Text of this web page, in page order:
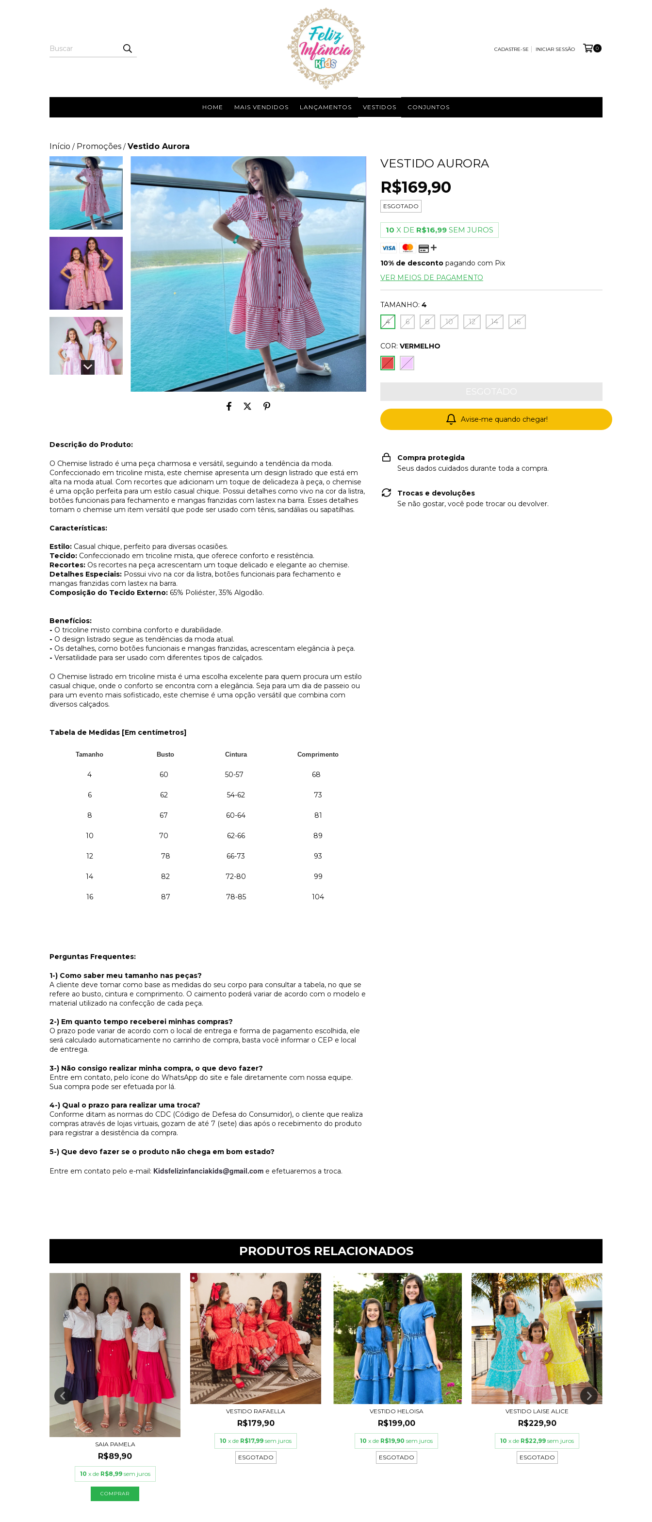
CADASTRE-SE INICIAR SESSÃO 0
HOME MAIS VENDIDOS LANÇAMENTOS VESTIDOS CONJUNTOS
Início / Promoções / Vestido Aurora
Descrição do Produto:
O Chemise listrado é uma peça charmosa e versátil, seguindo a tendência da moda.
Confeccionado em tricoline mista, este chemise apresenta um design listrado que está em
alta na moda atual. Com recortes que adicionam um toque de delicadeza à peça, o chemise
é uma opção perfeita para um estilo casual chique. Possui detalhes como vivo na cor da listra,
botões funcionais para fechamento e mangas franzidas com lastex na barra. Esses detalhes
tornam o chemise um item versátil que pode ser usado com tênis, sandálias ou sapatilhas.
Características:
Estilo: Casual chique, perfeito para diversas ocasiões.
Tecido: Confeccionado em tricoline mista, que oferece conforto e resistência.
Recortes: Os recortes na peça acrescentam um toque delicado e elegante ao chemise.
Detalhes Especiais: Possui vivo na cor da listra, botões funcionais para fechamento e
mangas franzidas com lastex na barra.
Composição do Tecido Externo: 65% Poliéster, 35% Algodão.
Benefícios:
- O tricoline misto combina conforto e durabilidade.
- O design listrado segue as tendências da moda atual.
- Os detalhes, como botões funcionais e mangas franzidas, acrescentam elegância à peça.
- Versatilidade para ser usado com diferentes tipos de calçados.
O Chemise listrado em tricoline mista é uma escolha excelente para quem procura um estilo
casual chique, onde o conforto se encontra com a elegância. Seja para um dia de passeio ou
para um evento mais sofisticado, este chemise é uma opção versátil que combina com
diversos calçados.
Tabela de Medidas [Em centímetros]
Tamanho Busto Cintura Comprimento
4 60 50-57 68
6 62 54-62 73
8 67 60-64 81
10 70 62-66 89
12 78 66-73 93
14 82 72-80 99
16 87 78-85 104
Perguntas Frequentes:
1-) Como saber meu tamanho nas peças?
A cliente deve tomar como base as medidas do seu corpo para consultar a tabela, no que se
refere ao busto, cintura e comprimento. O caimento poderá variar de acordo com o modelo e
material utilizado na confecção de cada peça.
2-) Em quanto tempo receberei minhas compras?
O prazo pode variar de acordo com o local de entrega e forma de pagamento escolhida, ele
será calculado automaticamente no carrinho de compra, basta você informar o CEP e local
de entrega.
3-) Não consigo realizar minha compra, o que devo fazer?
Entre em contato, pelo ícone do WhatsApp do site e fale diretamente com nossa equipe.
Sua compra pode ser efetuada por lá.
4-) Qual o prazo para realizar uma troca?
Conforme ditam as normas do CDC (Código de Defesa do Consumidor), o cliente que realiza
compras através de lojas virtuais, gozam de até 7 (sete) dias após o recebimento do produto
para registrar a desistência da compra.
5-) Que devo fazer se o produto não chega em bom estado?
Entre em contato pelo e-mail: Kidsfelizinfanciakids@gmail.com e efetuaremos a troca.
VESTIDO AURORA
R$169,90
ESGOTADO
10 X DE R$16,99 SEM JUROS
10% de desconto pagando com Pix
VER MEIOS DE PAGAMENTO
TAMANHO: 4
4
6 8 10 12 14 16
COR: VERMELHO
Avise-me quando chegar!
Compra protegida
Seus dados cuidados durante toda a compra.
Trocas e devoluções
Se não gostar, você pode trocar ou devolver.
PRODUTOS RELACIONADOS
SAIA PAMELA
R$89,90
10 x de R$8,99 sem juros
COMPRAR
VESTIDO RAFAELLA
R$179,90
10 x de R$17,99 sem juros
ESGOTADO
VESTIDO HELOISA
R$199,00
10 x de R$19,90 sem juros
ESGOTADO
VESTIDO LAISE ALICE
R$229,90
10 x de R$22,99 sem juros
ESGOTADO